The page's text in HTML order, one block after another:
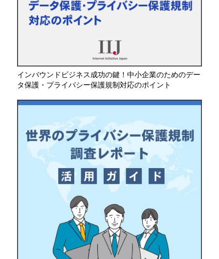
インバウンドビジネス成功の鍵！中小企業のためのデー
タ保護・プライバシー保護規制対応のポイント